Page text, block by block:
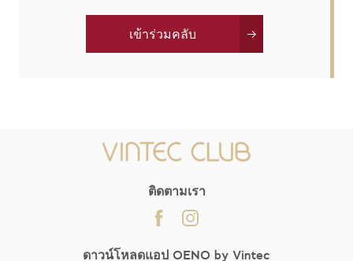
เข้าร่วมคลับ
ติดตามเรา
ดาวน์โหลดแอป OENO by Vintec